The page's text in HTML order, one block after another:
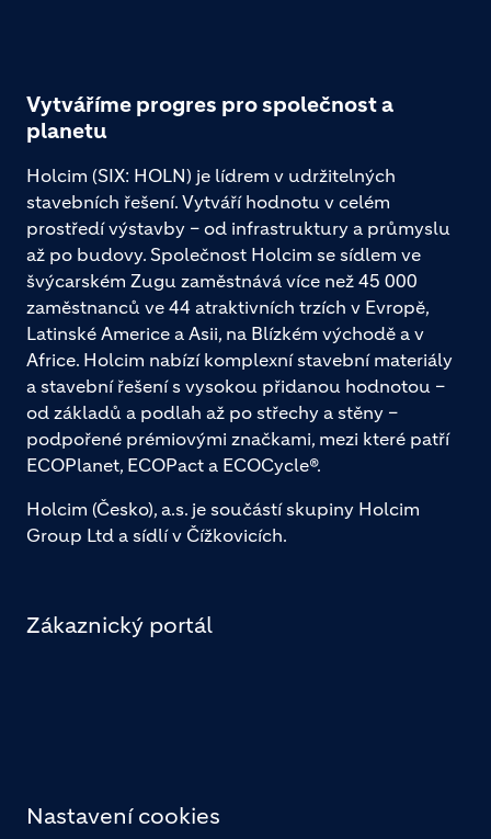
Vytváříme progres pro společnost a
planetu
Holcim (SIX: HOLN) je lídrem v udržitelných
stavebních řešení. Vytváří hodnotu v celém
prostředí výstavby – od infrastruktury a průmyslu
až po budovy. Společnost Holcim se sídlem ve
švýcarském Zugu zaměstnává více než 45 000
zaměstnanců ve 44 atraktivních trzích v Evropě,
Latinské Americe a Asii, na Blízkém východě a v
Africe. Holcim nabízí komplexní stavební materiály
a stavební řešení s vysokou přidanou hodnotou –
od základů a podlah až po střechy a stěny –
podpořené prémiovými značkami, mezi které patří
ECOPlanet, ECOPact a ECOCycle®.
Holcim (Česko), a.s. je součástí skupiny Holcim
Group Ltd a sídlí v Čížkovicích.
Zákaznický portál
Nastavení cookies